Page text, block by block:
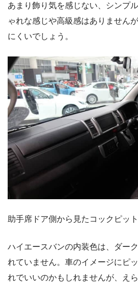
あまり飾り気を感じない、シンプ
ゃれな感じや高級感はありません
にくいでしょう。
助手席ドア側から見たコックピット
ハイエースバンの内装色は、ダー
れていません。車のイメージにピ
れでいいのかもしれませんが、え